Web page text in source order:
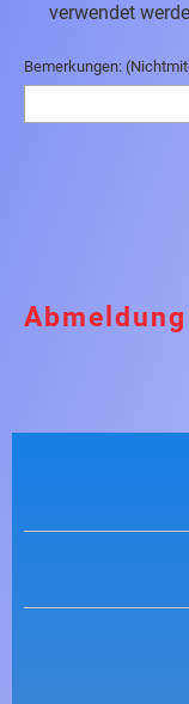
verwendet
Bemerkungen:
Abmeldung